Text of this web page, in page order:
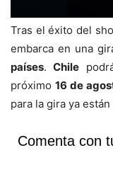
Tras el éxito del
embarca en una
países.Chile
próximo16 de
para la gira ya están
Comenta con